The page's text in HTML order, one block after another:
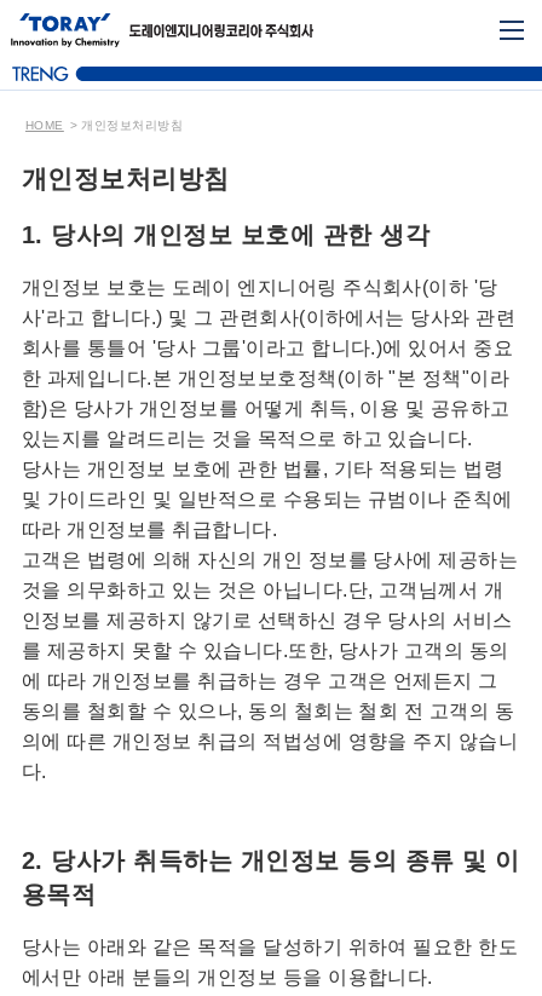
HOME 개인정보처리방침
개인정보처리방침
1. 당사의 개인정보 보호에 관한 생각
개인정보 보호는 도레이 엔지니어링 주식회사(이하 '당
사'라고 합니다.) 및 그 관련회사(이하에서는 당사와 관련
회사를 통틀어 '당사 그룹'이라고 합니다.)에 있어서 중요
한 과제입니다.본 개인정보보호정책(이하 "본 정책"이라
함)은 당사가 개인정보를 어떻게 취득, 이용 및 공유하고
있는지를 알려드리는 것을 목적으로 하고 있습니다.
당사는 개인정보 보호에 관한 법률, 기타 적용되는 법령
및 가이드라인 및 일반적으로 수용되는 규범이나 준칙에
따라 개인정보를 취급합니다.
고객은 법령에 의해 자신의 개인 정보를 당사에 제공하는
것을 의무화하고 있는 것은 아닙니다.단, 고객님께서 개
인정보를 제공하지 않기로 선택하신 경우 당사의 서비스
를 제공하지 못할 수 있습니다.또한, 당사가 고객의 동의
에 따라 개인정보를 취급하는 경우 고객은 언제든지 그
동의를 철회할 수 있으나, 동의 철회는 철회 전 고객의 동
의에 따른 개인정보 취급의 적법성에 영향을 주지 않습니
다.
2. 당사가 취득하는 개인정보 등의 종류 및 이
용목적
당사는 아래와 같은 목적을 달성하기 위하여 필요한 한도
에서만 아래 분들의 개인정보 등을 이용합니다.